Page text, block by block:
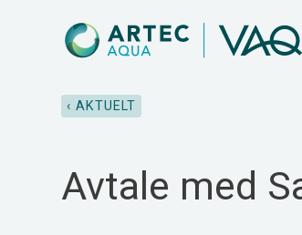
‹ AKTUELT
Avtale med